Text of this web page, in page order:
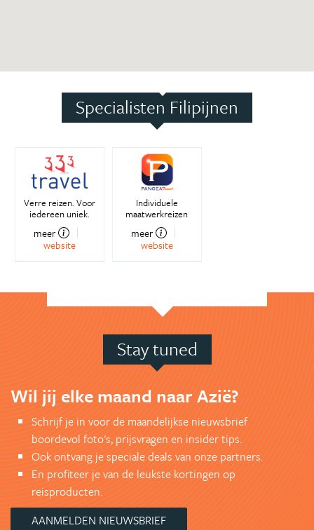
Specialisten Filipijnen
Verre reizen. Voor
iedereen uniek.
meer
website
Individuele
maatwerkreizen
meer
website
Stay tuned
Wil jij elke maand naar Azië?
Schrijf je in voor de maandelijkse nieuwsbrief
boordevol foto's, prijsvragen en insider tips.
Ook ontvang je speciale deals van onze partners.
En profiteer je van de leukste kortingen op
reisproducten.
AANMELDEN NIEUWSBRIEF